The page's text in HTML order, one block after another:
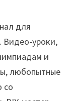
для
Видео-уроки,
и
любопытные
со